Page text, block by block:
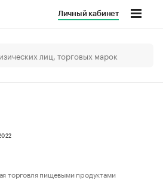
Личный кабинет
торговля пищевыми продуктами